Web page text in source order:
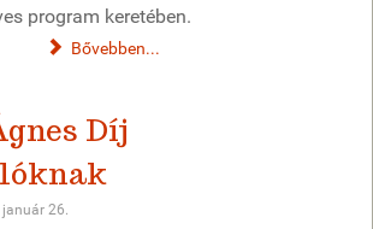
program keretében.
Bővebben...
Díj
január 26.